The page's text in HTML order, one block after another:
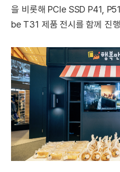
을 비롯해 PCIe SSD P41,
be T31 제품 전시를 함께 진